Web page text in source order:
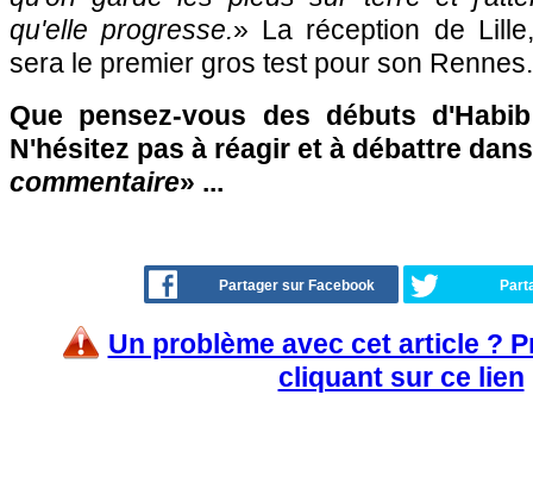
qu'elle progresse.» La réception de
sera le premier gros test pour son Rennes.
Que pensez-vous des débuts
N'hésitez pas à réagir et à débattre
commentaire» ...
Partager sur Facebook
Un problème avec cet article ?
cliquant sur ce lien